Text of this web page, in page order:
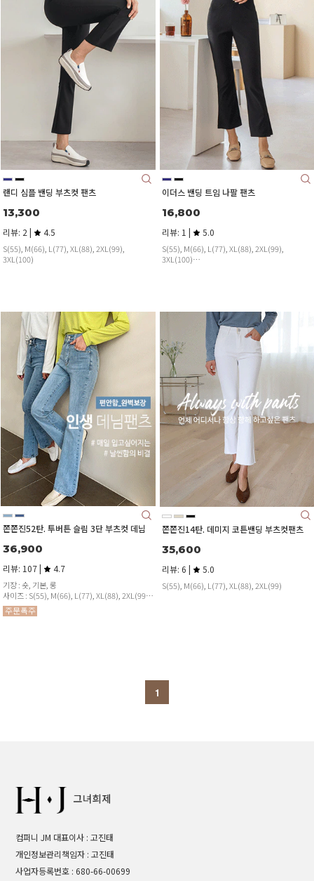
랜디 심플 밴딩 부츠컷 팬츠
13,300
리뷰: 2 | 4.5
S(55), M(66), L(77), XL(88), 2XL(99),
3XL(100)
이더스 밴딩 트임 나팔 팬츠
16,800
리뷰: 1 | 5.0
S(55), M(66), L(77), XL(88), 2XL(99),
3XL(100)
쫀쫀진52탄. 투버튼 슬림 3단 부츠컷 데님
36,900
리뷰: 107 | 4.7
기장 : 숏, 기본, 롱
사이즈 : S(55), M(66), L(77), XL(88), 2XL(99)
슬림한 부츠컷으로 더욱 길어보이는 라인♡
쫀쫀진14탄. 데미지 코튼밴딩 부츠컷팬츠
35,600
리뷰: 6 | 5.0
S(55), M(66), L(77), XL(88), 2XL(99)
1
컴퍼니 JM 대표이사 : 고진태
개인정보관리책임자 : 고진태
사업자등록번호 : 680-66-00699